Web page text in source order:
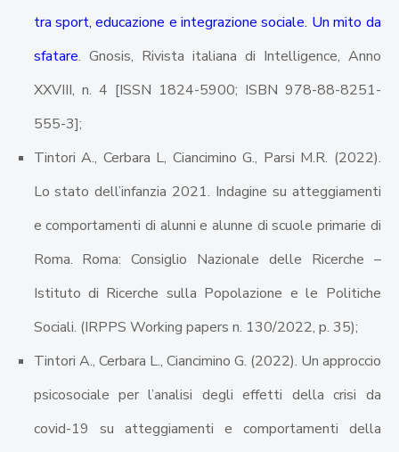
tra sport, educazione e integrazione sociale. Un mito da
sfatare. Gnosis, Rivista italiana di Intelligence, Anno
XXVIII, n. 4 [ISSN 1824-5900; ISBN 978-88-8251-
555-3];
Tintori A., Cerbara L, Ciancimino G., Parsi M.R. (2022).
Lo stato dell’infanzia 2021. Indagine su atteggiamenti
e comportamenti di alunni e alunne di scuole primarie di
Roma. Roma: Consiglio Nazionale delle Ricerche –
Istituto di Ricerche sulla Popolazione e le Politiche
Sociali. (IRPPS Working papers n. 130/2022, p. 35);
Tintori A., Cerbara L., Ciancimino G. (2022). Un approccio
psicosociale per l’analisi degli effetti della crisi da
covid-19 su atteggiamenti e comportamenti della